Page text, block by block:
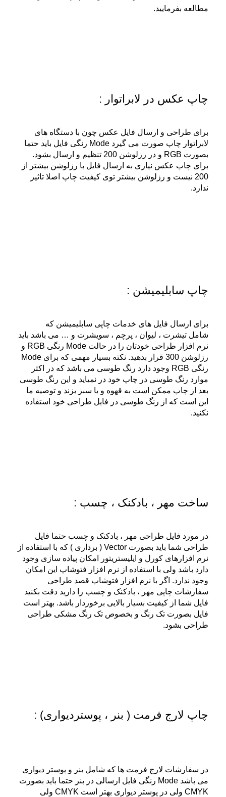
مطالعه بفرمایید.
چاپ عکس در لابراتوار :
برای طراحی و ارسال فایل عکس چون با دستگاه های
لابراتوار چاپ صورت می گیرد Mode رنگی فایل باید حتما
بصورت RGB و در رزلوشن 200 تنظیم و ارسال بشود.
برای چاپ عکس نیازی به ارسال فایل با رزلوشن بیشتر از
200 نیست و رزلوشن بیشتر توی کیفیت چاپ اصلا تاثیر
ندارد.
چاپ سابلیمیشن :
برای ارسال فایل های خدمات چاپی سابلیمیشن که
شامل تیشرت ، لیوان ، پرچم ، سویشرت و … می باشد باید
نرم افزار طراحی خودتان را در حالت Mode رنگی RGB و
رزلوشن 300 قرار بدهید. نکته بسیار مهمی که برای Mode
رنگی RGB وجود دارد رنگ طوسی می باشد که در اکثر
موارد رنگ طوسی در چاپ خود در نمیاید و این رنگ طوسی
بعد از چاپ ممکن است به قهوه و یا سبز بزند و توصیه ما
این است که از رنگ طوسی در فایل طراحی خود استفاده
نکنید.
ساخت مهر ، بادکنک ، چسب :
در مورد فایل طراحی مهر ، بادکنک و چسب حتما فایل
طراحی شما باید بصورت Vector ( برداری ) که با استفاده از
نرم افزارهای کورل و ایلیستریتور امکان پیاده سازی وجود
دارد باشد ولی با استفاده از نرم افزار فتوشاپ این امکان
وجود ندارد. اگر با نرم افزار فتوشاپ قصد طراحی
سفارشات چاپی مهر ، بادکنک و چسب را دارید دقت بکنید
فایل شما از کیفیت بسیار بالایی برخوردار باشد. بهتر است
فایل بصورت تک رنگ و بخصوص تک رنگ مشکی طراحی
طراحی بشود.
چاپ لارج فرمت ( بنر ، پوستردیواری) :
در سفارشات لارج فرمت ها که شامل بنر و پوستر دیواری
می باشد Mode رنگی فایل ارسالی در بنر حتما باید بصورت
CMYK ولی در پوستر دیواری بهتر است CMYK ولی